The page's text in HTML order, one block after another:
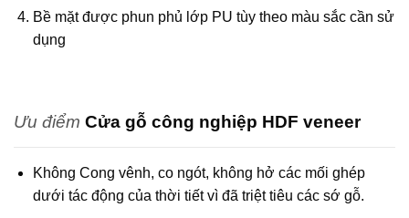
Bề mặt được phun phủ lớp PU tùy theo màu sắc cần sử
dụng
Ưu điểm Cửa gỗ công nghiệp HDF veneer
Không Cong vênh, co ngót, không hở các mối ghép
dưới tác động của thời tiết vì đã triệt tiêu các sớ gỗ.